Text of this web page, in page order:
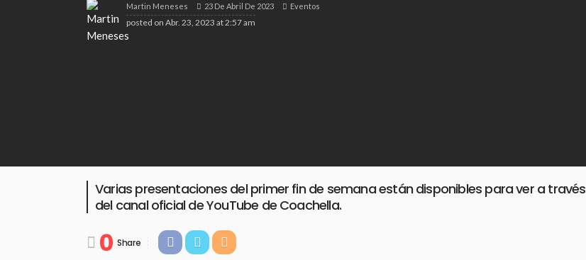
Martin Meneses 23 De Abril De 2023 Eventos
posted on Abr. 23, 2023 at 2:57 am
Varias presentaciones del primer fin de semana están disponibles para ver a través
del canal oficial de YouTube de Coachella.
0 Share